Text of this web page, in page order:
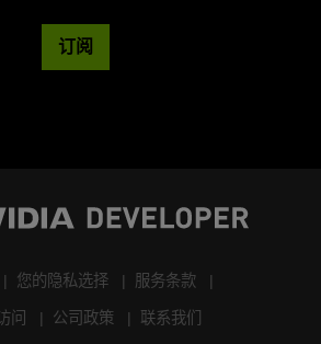
订阅
您的隐私选择 服务条款
问 公司政策 联系我们